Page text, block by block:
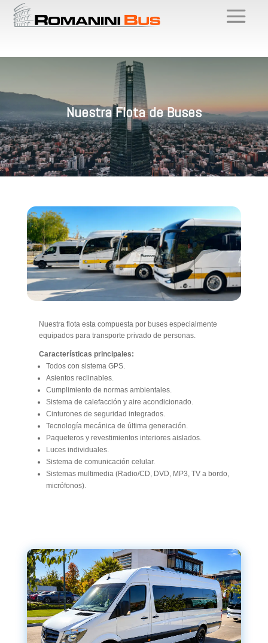
Nuestra Flota de Buses
Nuestra flota esta compuesta por buses especialmente
equipados para transporte privado de personas.
Características principales:
Todos con sistema GPS.
Asientos reclinables.
Cumplimiento de normas ambientales.
Sistema de calefacción y aire acondicionado.
Cinturones de seguridad integrados.
Tecnología mecánica de última generación.
Paqueteros y revestimientos interiores aislados.
Luces individuales.
Sistema de comunicación celular.
Sistemas multimedia (Radio/CD, DVD, MP3, TV a bordo,
micrófonos).